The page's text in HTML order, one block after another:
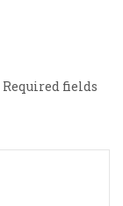
Required fields